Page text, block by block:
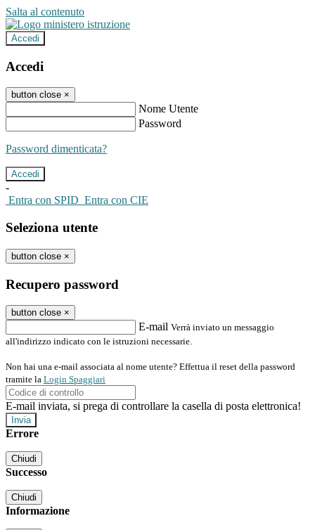
Salta al contenuto
Accedi
Accedi
button close ×
Nome Utente
Password
Password dimenticata?
-
Entra con SPID Entra con CIE
Seleziona utente
button close ×
Recupero password
button close ×
E-mail Verrà inviato un messaggio
all'indirizzo indicato con le istruzioni necessarie.
Non hai una e-mail associata al nome utente? Effettua il reset della password
tramite la Login Spaggiari
E-mail inviata, si prega di controllare la casella di posta elettronica!
Errore
Chiudi
Successo
Chiudi
Informazione